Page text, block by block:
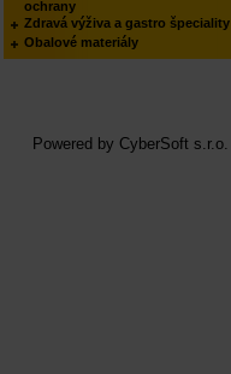
ochrany
Zdravá výživa a gastro špeciality
Obalové materiály
Powered by CyberSoft s.r.o.